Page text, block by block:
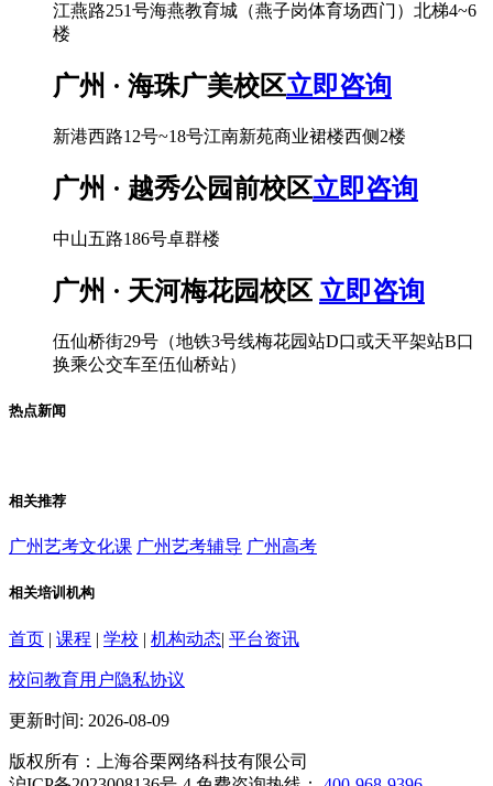
江燕路251号海燕教育城（燕子岗体育场西门）北梯4~6
楼
广州 · 海珠广美校区立即咨询
新港西路12号~18号江南新苑商业裙楼西侧2楼
广州 · 越秀公园前校区立即咨询
中山五路186号卓群楼
广州 · 天河梅花园校区 立即咨询
伍仙桥街29号（地铁3号线梅花园站D口或天平架站B口
换乘公交车至伍仙桥站）
热点新闻
相关推荐
广州艺考文化课 广州艺考辅导 广州高考
相关培训机构
首页 | 课程 | 学校 | 机构动态| 平台资讯
校问教育用户隐私协议
更新时间: 2026-08-09
版权所有：上海谷栗网络科技有限公司